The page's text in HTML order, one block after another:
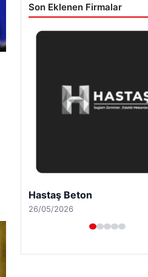
Son Eklenen Firmalar
Prenses Night Club
29/04/2026